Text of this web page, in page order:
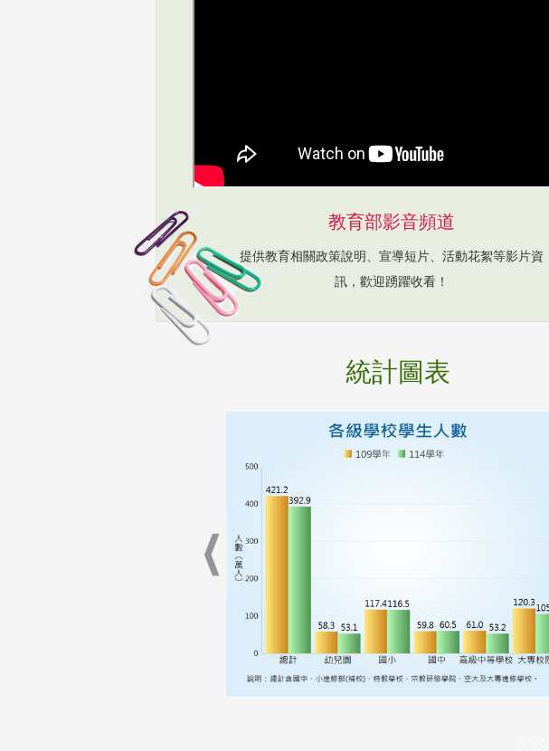
教育部影音頻道
提供教育相關政策說明、宣導短片、活動花絮等影片資
訊，歡迎踴躍收看！
統計圖表